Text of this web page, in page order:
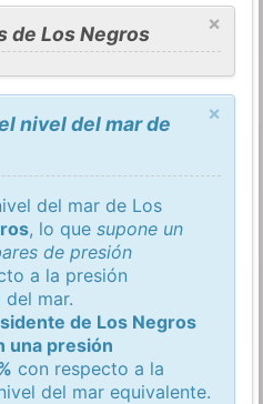
×
de Los Negros
×
nivel del mar de
del mar de Los
, lo quesupone un
de presión
a la presión
del mar.
de Los Negros
una presión
con respecto a la
del mar equivalente.